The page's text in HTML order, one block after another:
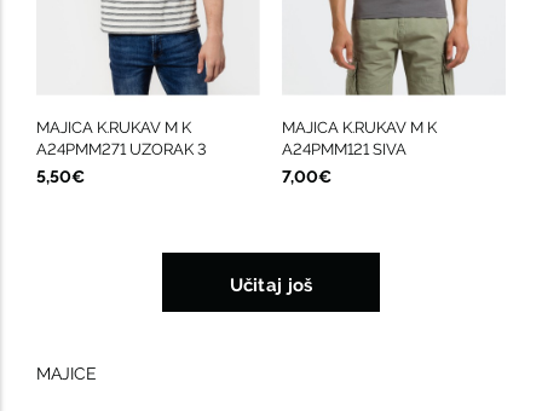
MAJICA K.RUKAV M K
A24PMM271 UZORAK 3
5,50€
MAJICA K.RUKAV M K
A24PMM121 SIVA
7,00€
Učitaj još
MAJICE